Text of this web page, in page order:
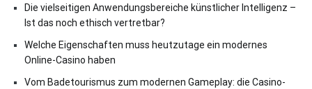
Die vielseitigen Anwendungsbereiche künstlicher Intelligenz –
Ist das noch ethisch vertretbar?
Welche Eigenschaften muss heutzutage ein modernes
Online-Casino haben
Vom Badetourismus zum modernen Gameplay: die Casino-